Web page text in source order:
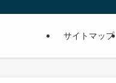
サイトマップ